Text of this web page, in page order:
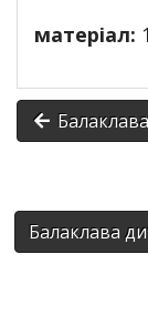
матеріал:
Балаклава